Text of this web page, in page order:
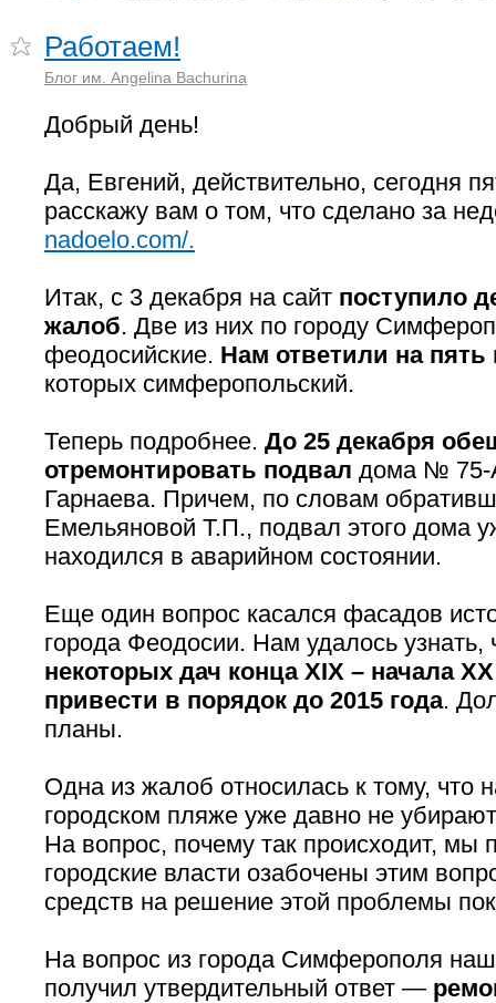
Работаем!
Блог им. Angelina Bachurina
Добрый день!
Да, Евгений, действительно, сегодня
расскажу вам о том, что сделано за
nadoelo.com/.
Итак, с 3 декабря на сайт поступило
жалоб. Две из них по городу
феодосийские. Нам ответили на пять
которых симферопольский.
Теперь подробнее. До 25 декабря
отремонтировать подвал дома № 75-
Гарнаева. Причем, по словам
Емельяновой Т.П., подвал этого дома
находился в аварийном состоянии.
Еще один вопрос касался фасадов
города Феодосии. Нам удалось узнать,
некоторых дач конца XIX – начала
привести в порядок до 2015 года.
планы.
Одна из жалоб относилась к тому, что
городском пляже уже давно не
На вопрос, почему так происходит, мы
городские власти озабочены этим
средств на решение этой проблемы
На вопрос из города Симферополя
получил утвердительный ответ —